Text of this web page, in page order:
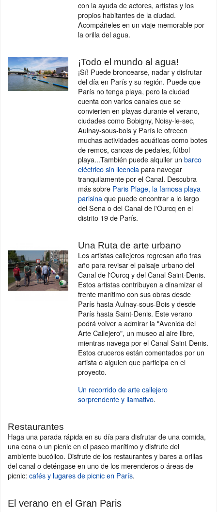
con la ayuda de actores, artistas y los
propios habitantes de la ciudad.
Acompáñeles en un viaje memorable por
la orilla del agua.
¡Todo el mundo al agua!
¡Sí! Puede broncearse, nadar y disfrutar
del día en París y su región. Puede que
París no tenga playa, pero la ciudad
cuenta con varios canales que se
convierten en playas durante el verano,
ciudades como Bobigny, Noisy-le-sec,
Aulnay-sous-bois y París le ofrecen
muchas actividades acuáticas como botes
de remos, canoas de pedales, fútbol
playa...También puede alquiler unbarco
eléctrico sin licenciapara navegar
tranquilamente por el Canal. Descubra
más sobre Paris Plage, la famosa playa
parisinaque puede encontrar a lo largo
del Sena o del Canal de l'Ourcq en el
distrito 19 de París.
Una Ruta de arte urbano
Los artistas callejeros regresan año tras
año para revisar el paisaje urbano del
Canal de l'Ourcq y del Canal Saint-Denis.
Estos artistas contribuyen a dinamizar el
frente marítimo con sus obras desde
París hasta Aulnay-sous-Bois y desde
París hasta Saint-Denis. Este verano
podrá volver a admirar la "Avenida del
Arte Callejero", un museo al aire libre,
mientras navega por el Canal Saint-Denis.
Estos cruceros están comentados por un
artista o alguien que participa en el
proyecto.
Un recorrido de arte callejero
sorprendente y llamativo.
Restaurantes
Haga una parada rápida en su día para disfrutar de una comida,
una cena o un picnic en el paseo marítimo y disfrute del
ambiente bucólico. Disfrute de los restaurantes y bares a orillas
del canal o deténgase en uno de los merenderos o áreas de
picnic: cafés y lugares de picnic en París.
El verano en el Gran Paris